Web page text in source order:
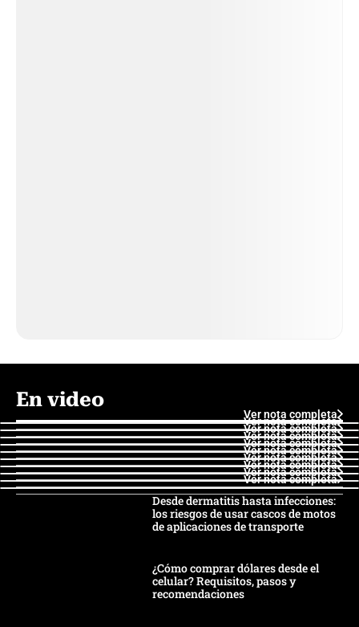
En video
Ver nota completa
Ver nota completa
Ver nota completa
Ver nota completa
Ver nota completa
Ver nota completa
Ver nota completa
Ver nota completa
Ver nota completa
Ver nota completa
Desde dermatitis hasta infecciones:
los riesgos de usar cascos de motos
de aplicaciones de transporte
¿Cómo comprar dólares desde el
celular? Requisitos, pasos y
recomendaciones